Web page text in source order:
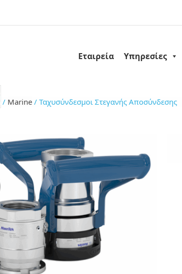
Εταιρεία Υπηρεσίες
/ Marine / Ταχυσύνδεσμοι Στεγανής Αποσύνδεσης